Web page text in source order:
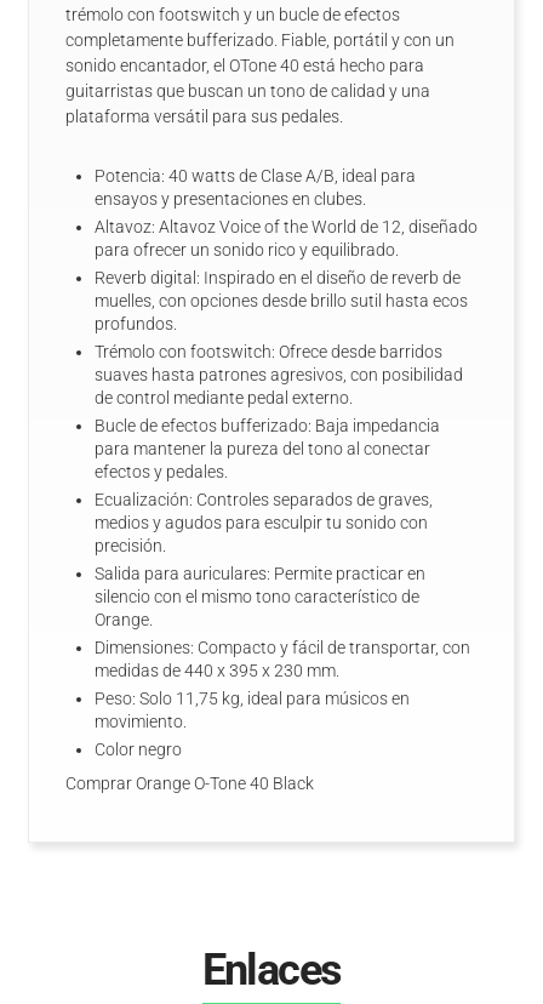
trémolo con footswitch y un bucle de efectos
completamente bufferizado. Fiable, portátil y con un
sonido encantador, el OTone 40 está hecho para
guitarristas que buscan un tono de calidad y una
plataforma versátil para sus pedales.
Potencia: 40 watts de Clase A/B, ideal para
ensayos y presentaciones en clubes.
Altavoz: Altavoz Voice of the World de 12, diseñado
para ofrecer un sonido rico y equilibrado.
Reverb digital: Inspirado en el diseño de reverb de
muelles, con opciones desde brillo sutil hasta ecos
profundos.
Trémolo con footswitch: Ofrece desde barridos
suaves hasta patrones agresivos, con posibilidad
de control mediante pedal externo.
Bucle de efectos bufferizado: Baja impedancia
para mantener la pureza del tono al conectar
efectos y pedales.
Ecualización: Controles separados de graves,
medios y agudos para esculpir tu sonido con
precisión.
Salida para auriculares: Permite practicar en
silencio con el mismo tono característico de
Orange.
Dimensiones: Compacto y fácil de transportar, con
medidas de 440 x 395 x 230 mm.
Peso: Solo 11,75 kg, ideal para músicos en
movimiento.
Color negro
Comprar Orange O-Tone 40 Black
Enlaces